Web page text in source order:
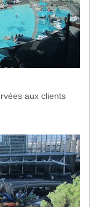
aux clients